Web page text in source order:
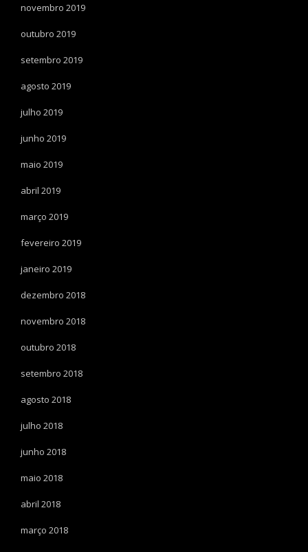
novembro 2019
outubro 2019
setembro 2019
agosto 2019
julho 2019
junho 2019
maio 2019
abril 2019
março 2019
fevereiro 2019
janeiro 2019
dezembro 2018
novembro 2018
outubro 2018
setembro 2018
agosto 2018
julho 2018
junho 2018
maio 2018
abril 2018
março 2018